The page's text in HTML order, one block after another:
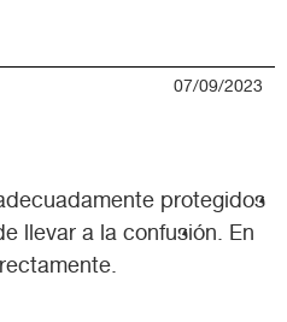
07/09/2023
protegidos
llevar a la confusión. En